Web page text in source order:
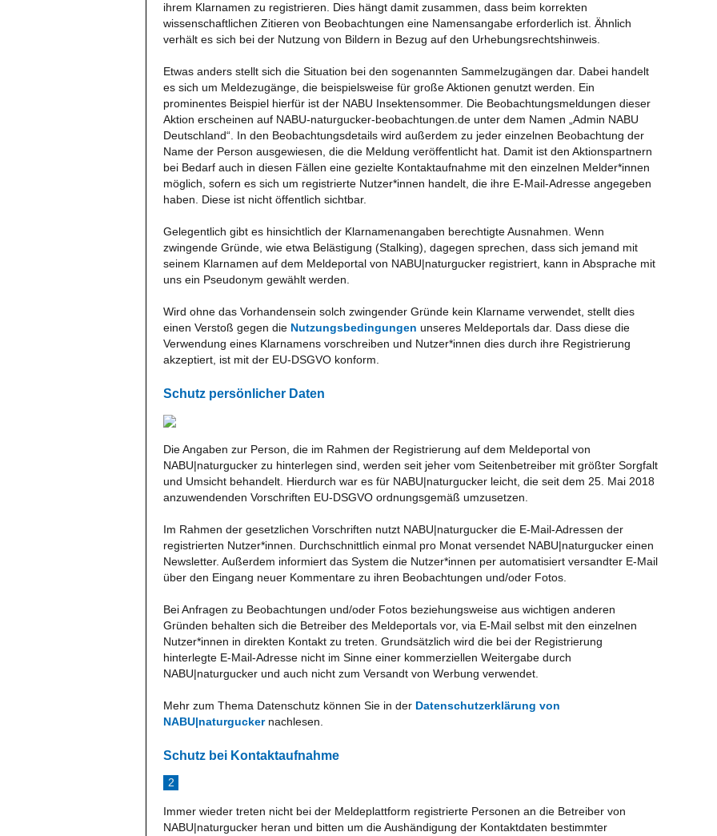
ihrem Klarnamen zu registrieren. Dies hängt damit zusammen, dass beim korrekten
wissenschaftlichen Zitieren von Beobachtungen eine Namensangabe erforderlich ist. Ähnlich
verhält es sich bei der Nutzung von Bildern in Bezug auf den Urhebungsrechtshinweis.
Etwas anders stellt sich die Situation bei den sogenannten Sammelzugängen dar. Dabei handelt
es sich um Meldezugänge, die beispielsweise für große Aktionen genutzt werden. Ein
prominentes Beispiel hierfür ist der NABU Insektensommer. Die Beobachtungsmeldungen dieser
Aktion erscheinen auf NABU-naturgucker-beobachtungen.de unter dem Namen „Admin NABU
Deutschland“. In den Beobachtungsdetails wird außerdem zu jeder einzelnen Beobachtung der
Name der Person ausgewiesen, die die Meldung veröffentlicht hat. Damit ist den Aktionspartnern
bei Bedarf auch in diesen Fällen eine gezielte Kontaktaufnahme mit den einzelnen Melder*innen
möglich, sofern es sich um registrierte Nutzer*innen handelt, die ihre E-Mail-Adresse angegeben
haben. Diese ist nicht öffentlich sichtbar.
Gelegentlich gibt es hinsichtlich der Klarnamenangaben berechtigte Ausnahmen. Wenn
zwingende Gründe, wie etwa Belästigung (Stalking), dagegen sprechen, dass sich jemand mit
seinem Klarnamen auf dem Meldeportal von NABU|naturgucker registriert, kann in Absprache mit
uns ein Pseudonym gewählt werden.
Wird ohne das Vorhandensein solch zwingender Gründe kein Klarname verwendet, stellt dies
einen Verstoß gegen die Nutzungsbedingungen unseres Meldeportals dar. Dass diese die
Verwendung eines Klarnamens vorschreiben und Nutzer*innen dies durch ihre Registrierung
akzeptiert, ist mit der EU-DSGVO konform.
Schutz persönlicher Daten
Die Angaben zur Person, die im Rahmen der Registrierung auf dem Meldeportal von
NABU|naturgucker zu hinterlegen sind, werden seit jeher vom Seitenbetreiber mit größter Sorgfalt
und Umsicht behandelt. Hierdurch war es für NABU|naturgucker leicht, die seit dem 25. Mai 2018
anzuwendenden Vorschriften EU-DSGVO ordnungsgemäß umzusetzen.
Im Rahmen der gesetzlichen Vorschriften nutzt NABU|naturgucker die E-Mail-Adressen der
registrierten Nutzer*innen. Durchschnittlich einmal pro Monat versendet NABU|naturgucker einen
Newsletter. Außerdem informiert das System die Nutzer*innen per automatisiert versandter E-Mail
über den Eingang neuer Kommentare zu ihren Beobachtungen und/oder Fotos.
Bei Anfragen zu Beobachtungen und/oder Fotos beziehungsweise aus wichtigen anderen
Gründen behalten sich die Betreiber des Meldeportals vor, via E-Mail selbst mit den einzelnen
Nutzer*innen in direkten Kontakt zu treten. Grundsätzlich wird die bei der Registrierung
hinterlegte E-Mail-Adresse nicht im Sinne einer kommerziellen Weitergabe durch
NABU|naturgucker und auch nicht zum Versandt von Werbung verwendet.
Mehr zum Thema Datenschutz können Sie in der Datenschutzerklärung von
NABU|naturguckernachlesen.
Schutz bei Kontaktaufnahme
2
Immer wieder treten nicht bei der Meldeplattform registrierte Personen an die Betreiber von
NABU|naturgucker heran und bitten um die Aushändigung der Kontaktdaten bestimmter